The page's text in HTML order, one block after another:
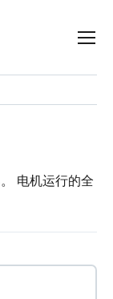
电机运行的全